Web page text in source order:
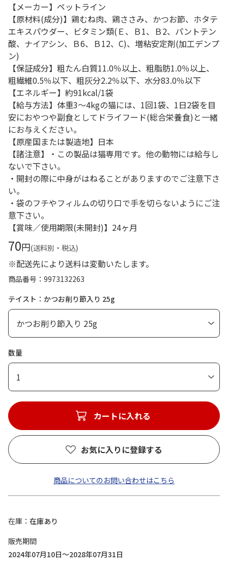
【メーカー】ペットライン
【原材料(成分)】鶏むね肉、鶏ささみ、かつお節、ホタテ
エキスパウダー、ビタミン類(Ｅ、Ｂ1、Ｂ2、パントテン
酸、ナイアシン、Ｂ6、Ｂ12、C)、増粘安定剤(加工デンプ
ン)
【保証成分】粗たん白質11.0％以上、粗脂肪1.0％以上、
粗繊維0.5％以下、粗灰分2.2％以下、水分83.0％以下
【エネルギー】約91kcal/1袋
【給与方法】体重3～4kgの猫には、1回1袋、1日2袋を目
安におやつや副食としてドライフード(総合栄養食)と一緒
にお与えください。
【原産国または製造地】日本
【諸注意】・この製品は猫専用です。他の動物には給与し
ないで下さい。
・開封の際に中身がはねることがありますのでご注意下さ
い。
・袋のフチやフィルムの切り口で手を切らないようにご注
意下さい。
【賞味／使用期限(未開封)】24ヶ月
70円(送料別・税込)
※配送先により送料は変動いたします。
商品番号
9973132263
テイスト：かつお削り節入り 25g
数量
1
カートに入れる
お気に入りに登録する
商品についてのお問い合わせはこちら
在庫
在庫あり
販売期間
2024年07月10日～2028年07月31日